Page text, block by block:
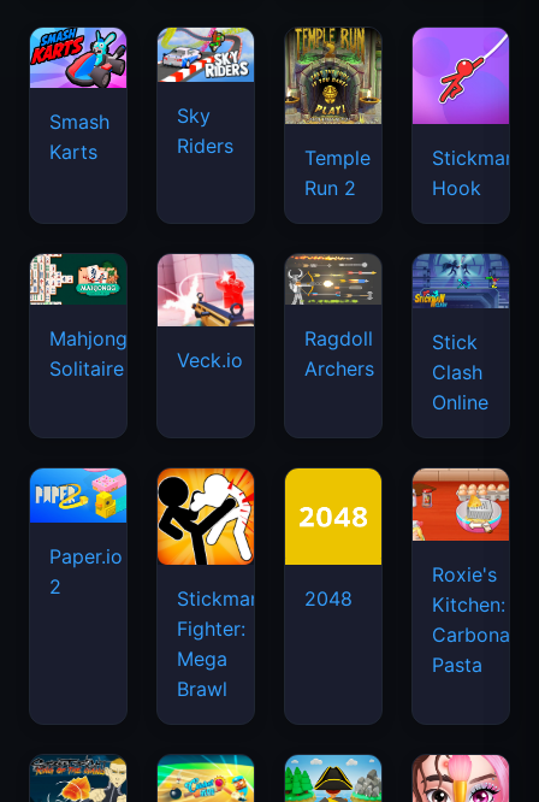
Smash
Karts
Sky
Riders
Temple
Run 2
Stickman
Hook
Mahjongg
Solitaire
Veck.io
Ragdoll
Archers
Stick
Clash
Online
Paper.io
2
Stickman
Fighter:
Mega
Brawl
2048
Roxie's
Kitchen:
Carbonara
Pasta